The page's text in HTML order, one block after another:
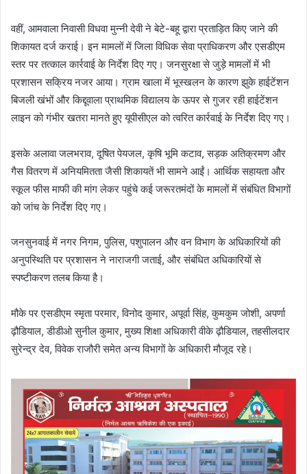
वहीं, आमवाला निवासी विधवा मुन्नी देवी ने बेटे-बहू द्वारा प्रताड़ित किए जाने की
शिकायत दर्ज कराई। इन मामलों में जिला विधिक सेवा प्राधिकरण और एसडीएम
स्तर पर तत्काल कार्रवाई के निर्देश दिए गए। जनसुरक्षा से जुड़े मामलों में भी
प्रशासन सक्रिय नजर आया। ग्राम खाला में भूस्खलन के कारण झुके हाईटेंशन
बिजली खंभों और किद्दूवाला प्राथमिक विद्यालय के ऊपर से गुजर रही हाईटेंशन
लाइन को गंभीर खतरा मानते हुए यूपीसीएल को त्वरित कार्रवाई के निर्देश दिए गए।
इसके अलावा जलभराव, दूषित पेयजल, कृषि भूमि कटाव, सड़क अतिक्रमण और
गैस वितरण में अनियमितता जैसी शिकायतें भी सामने आईं। आर्थिक सहायता और
स्कूल फीस माफी की मांग लेकर पहुंचे कई जरूरतमंदों के मामलों में संबंधित विभागों
को जांच के निर्देश दिए गए।
जनसुनवाई में नगर निगम, पुलिस, पशुपालन और वन विभाग के अधिकारियों की
अनुपस्थिति पर प्रशासन ने नाराजगी जताई, और संबंधित अधिकारियों से
स्पष्टीकरण तलब किया है।
मौके पर एसडीएम स्मृता परमार, विनोद कुमार, अपूर्वा सिंह, कुमकुम जोशी, अपर्णा
ढ़ौडियाल, डीडीओ सुनील कुमार, मुख्य शिक्षा अधिकारी वीके ढ़ौडियाल, तहसीलदार
सुरेन्द्र देव, विवेक राजौरी समेत अन्य विभागों के अधिकारी मौजूद रहे।